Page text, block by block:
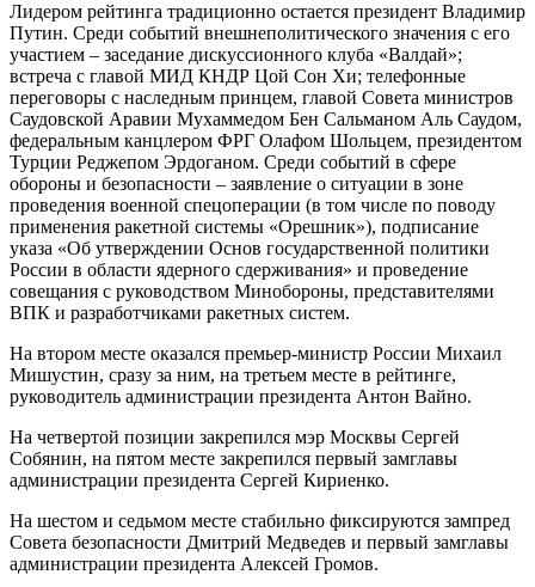
Лидером рейтинга традиционно остается президент Владимир
Путин. Среди событий внешнеполитического значения с его
участием – заседание дискуссионного клуба «Валдай»;
встреча с главой МИД КНДР Цой Сон Хи; телефонные
переговоры с наследным принцем, главой Совета министров
Саудовской Аравии Мухаммедом Бен Сальманом Аль Саудом,
федеральным канцлером ФРГ Олафом Шольцем, президентом
Турции Реджепом Эрдоганом. Среди событий в сфере
обороны и безопасности – заявление о ситуации в зоне
проведения военной спецоперации (в том числе по поводу
применения ракетной системы «Орешник»), подписание
указа «Об утверждении Основ государственной политики
России в области ядерного сдерживания» и проведение
совещания с руководством Минобороны, представителями
ВПК и разработчиками ракетных систем.
На втором месте оказался премьер-министр России Михаил
Мишустин, сразу за ним, на третьем месте в рейтинге,
руководитель администрации президента Антон Вайно.
На четвертой позиции закрепился мэр Москвы Сергей
Собянин, на пятом месте закрепился первый замглавы
администрации президента Сергей Кириенко.
На шестом и седьмом месте стабильно фиксируются зампред
Совета безопасности Дмитрий Медведев и первый замглавы
администрации президента Алексей Громов.